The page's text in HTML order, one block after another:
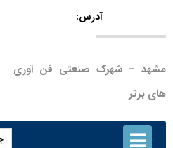
آدرس:
مشهد – شهرک صنعتی فن آوری
های برتر